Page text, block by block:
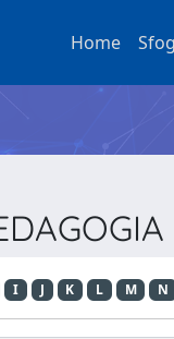
Home
I J K L M N